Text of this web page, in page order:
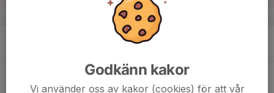
v.25
19:30
Tisdagspass med löp/hopp/kast
Stadium Arena/Norrköpings Friidrottsarena
Godkänn kakor
Vi använder oss av kakor (cookies) för att vår